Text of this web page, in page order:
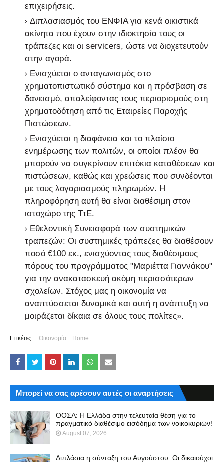
επιχειρήσεις.
Διπλασιασμός του ΕΝΦΙΑ για κενά οικιστικά
ακίνητα που έχουν στην ιδιοκτησία τους οι
τράπεζες και οι servicers, ώστε να διοχετευτούν
στην αγορά.
Ενισχύεται ο ανταγωνισμός στο
χρηματοπιστωτικό σύστημα και η πρόσβαση σε
δανεισμό, απαλείφοντας τους περιορισμούς στη
χρηματοδότηση από τις Εταιρείες Παροχής
Πιστώσεων.
Ενισχύεται η διαφάνεια και το πλαίσιο
ενημέρωσης των πολιτών, οι οποίοι πλέον θα
μπορούν να συγκρίνουν επιτόκια καταθέσεων και
πιστώσεων, καθώς και χρεώσεις που συνδέονται
με τους λογαριασμούς πληρωμών. Η
πληροφόρηση αυτή θα είναι διαθέσιμη στον
ιστοχώρο της ΤτΕ.
Εθελοντική Συνεισφορά των συστημικών
τραπεζών: Οι συστημικές τράπεζες θα διαθέσουν
ποσό €100 εκ., ενισχύοντας τους διαθέσιμους
πόρους του προγράμματος "Μαριέττα Γιαννάκου"
για την ανακατασκευή ακόμη περισσότερων
σχολείων. Στόχος μας η οικονομία να
αναπτύσσεται δυναμικά και αυτή η ανάπτυξη να
μοιράζεται δίκαια σε όλους τους πολίτες».
Ετικέτες: Οικονομία Home
Μπορεί να σας αρέσουν αυτές οι αναρτήσεις
ΟΟΣΑ: Η Ελλάδα στην τελευταία θέση για το
πραγματικό διαθέσιμο εισόδημα των νοικοκυριών!
August 07, 2026
Διπλάσια η σύνταξη του Αυγούστου: Οι δικαιούχοι